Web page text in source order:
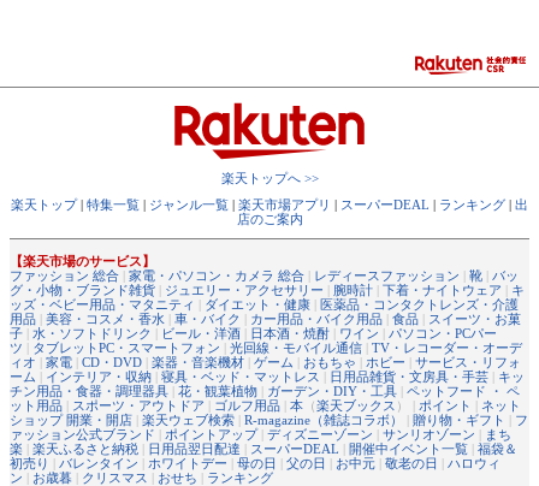
楽天トップへ >>
楽天トップ| 特集一覧 | ジャンル一覧 | 楽天市場アプリ | スーパーDEAL | ランキング | 出
店のご案内
【楽天市場のサービス】
ファッション 総合 | 家電・パソコン・カメラ 総合 | レディースファッション | 靴 | バッ
グ・小物・ブランド雑貨 | ジュエリー・アクセサリー | 腕時計 | 下着・ナイトウェア | キ
ッズ・ベビー用品・マタニティ | ダイエット・健康 | 医薬品・コンタクトレンズ・介護
用品 | 美容・コスメ・香水 | 車・バイク | カー用品・バイク用品 | 食品 | スイーツ・お菓
子 | 水・ソフトドリンク | ビール・洋酒 | 日本酒・焼酎 | ワイン | パソコン・PCパー
ツ | タブレットPC・スマートフォン | 光回線・モバイル通信 | TV・レコーダー・オーデ
ィオ | 家電 | CD・DVD | 楽器・音楽機材 | ゲーム | おもちゃ | ホビー | サービス・リフォ
ーム | インテリア・収納 | 寝具・ベッド・マットレス | 日用品雑貨・文房具・手芸 | キッ
チン用品・食器・調理器具 | 花・観葉植物 | ガーデン・DIY・工具 | ペットフード ・ ペ
ット用品 | スポーツ・アウトドア | ゴルフ用品 | 本 （楽天ブックス ） | ポイント | ネット
ショップ 開業・開店 | 楽天ウェブ検索 | R-magazine（雑誌コラボ） | 贈り物・ギフト | フ
ァッション公式ブランド | ポイントアップ| ディズニーゾーン | サンリオゾーン | まち
楽 | 楽天ふるさと納税 | 日用品翌日配達 | スーパーDEAL | 開催中イベント一覧 | 福袋＆
初売り | バレンタイン | ホワイトデー | 母の日 | 父の日 | お中元 | 敬老の日 | ハロウィ
ン | お歳暮 | クリスマス | おせち | ランキング